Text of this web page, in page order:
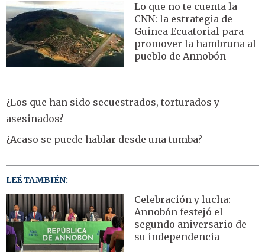
Lo que no te cuenta la
CNN: la estrategia de
Guinea Ecuatorial para
promover la hambruna al
pueblo de Annobón
¿Los que han sido secuestrados, torturados y
asesinados?
¿Acaso se puede hablar desde una tumba?
LEÉ TAMBIÉN:
Celebración y lucha:
Annobón festejó el
segundo aniversario de
su independencia